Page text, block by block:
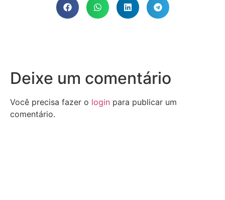
Deixe um comentário
Você precisa fazer o login para publicar um
comentário.